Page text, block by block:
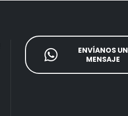
ENVÍANOS UN
MENSAJE